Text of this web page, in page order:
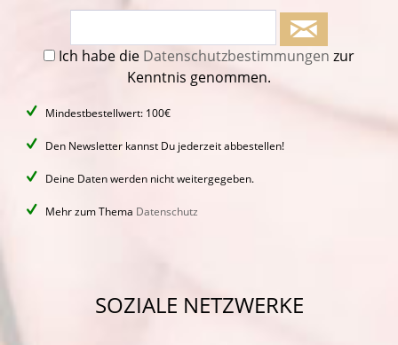
Ich habe die Datenschutzbestimmungen zur
Kenntnis genommen.
Mindestbestellwert: 100€
Den Newsletter kannst Du jederzeit abbestellen!
Deine Daten werden nicht weitergegeben.
Mehr zum Thema Datenschutz
SOZIALE NETZWERKE